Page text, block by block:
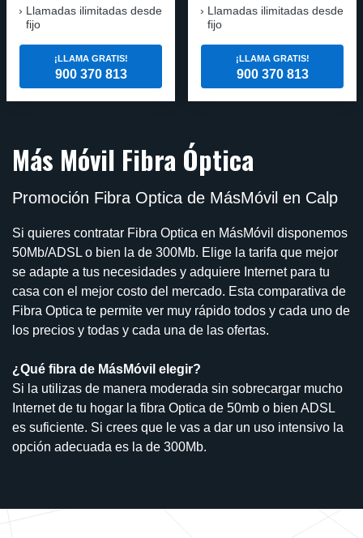
Llamadas ilimitadas desde
fijo
¡LLAMA GRATIS!
900 370 813
Llamadas ilimitadas desde
fijo
¡LLAMA GRATIS!
900 370 813
Más Móvil Fibra Óptica
Promoción Fibra Optica de MásMóvil en Calp
Si quieres contratar Fibra Optica en MásMóvil disponemos
50Mb/ADSL o bien la de 300Mb. Elige la tarifa que mejor
se adapte a tus necesidades y adquiere Internet para tu
casa con el mejor costo del mercado. Esta comparativa de
Fibra Optica te permite ver muy rápido todos y cada uno de
los precios y todas y cada una de las ofertas.
¿Qué fibra de MásMóvil elegir?
Si la utilizas de manera moderada sin sobrecargar mucho
Internet de tu hogar la fibra Optica de 50mb o bien ADSL
es suficiente. Si crees que le vas a dar un uso intensivo la
opción adecuada es la de 300Mb.